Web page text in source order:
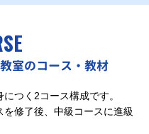
室のコース・教材
つく2コース構成です。
修了後、中級コースに進級